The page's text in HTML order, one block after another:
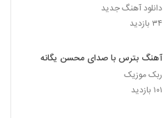
دانلود آهنگ جدید
۳۴ بازدید
آهنگ بترس با صدای محسن یگانه
ربک موزیک
۱۰۱ بازدید